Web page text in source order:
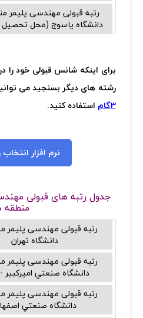
رتبه قبولی مهندسی پلیمر
دانشگاه ياسوج (محل
برای اینکه شانس قبولی خود را
رشته های دیگر بسنجید می
3گام
استفاده کنید.
نرم افزار انتخاب
منطقه
رتبه قبولی مهندسی پلیمر
دانشگاه تهران
رتبه قبولی مهندسی پلیمر
دانشگاه صنعتي اميرکبير
رتبه قبولی مهندسی پلیمر
دانشگاه صنعتي